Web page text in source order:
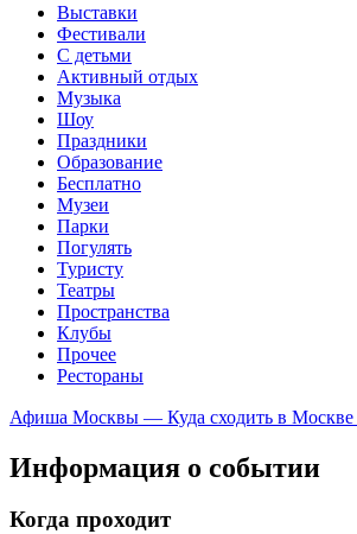
Выставки
Фестивали
С детьми
Активный отдых
Музыка
Шоу
Праздники
Образование
Бесплатно
Музеи
Парки
Погулять
Туристу
Театры
Пространства
Клубы
Прочее
Рестораны
Афиша Москвы — Куда сходить в Москве
Информация о событии
Когда проходит